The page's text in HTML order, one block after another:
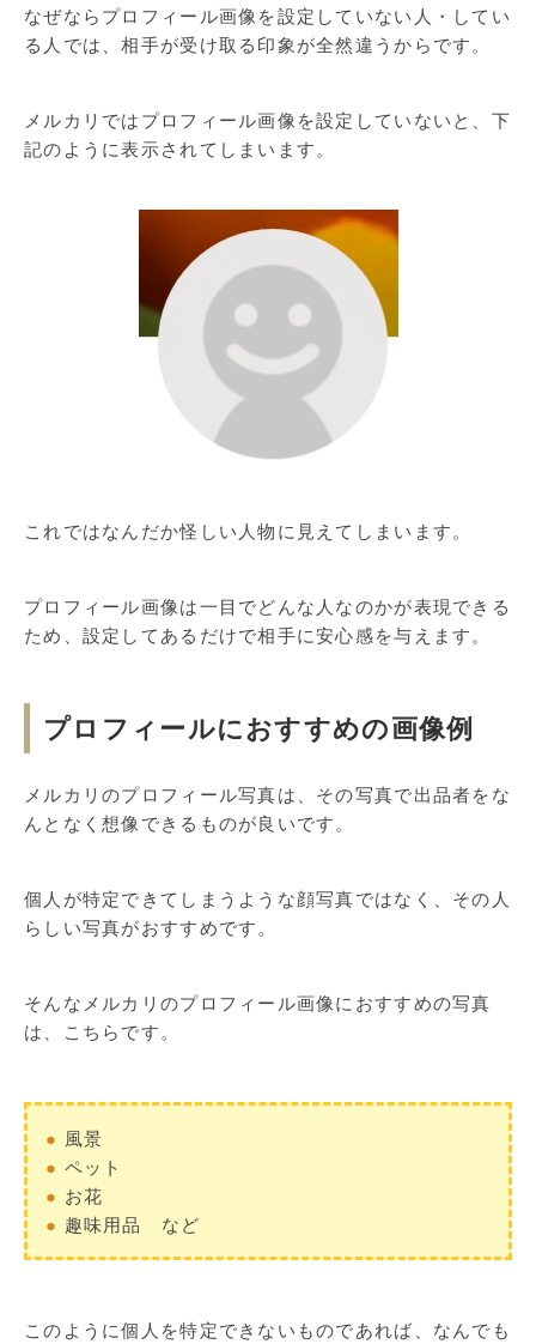
なぜならプロフィール画像を設定していない人・してい
る人では、相手が受け取る印象が全然違うからです。
メルカリではプロフィール画像を設定していないと、下
記のように表示されてしまいます。
これではなんだか怪しい人物に見えてしまいます。
プロフィール画像は一目でどんな人なのかが表現できる
ため、設定してあるだけで相手に安心感を与えます。
プロフィールにおすすめの画像例
メルカリのプロフィール写真は、その写真で出品者をな
んとなく想像できるものが良いです。
個人が特定できてしまうような顔写真ではなく、その人
らしい写真がおすすめです。
そんなメルカリのプロフィール画像におすすめの写真
は、こちらです。
● 風景
● ペット
● お花
● 趣味用品 など
このように個人を特定できないものであれば、なんでも